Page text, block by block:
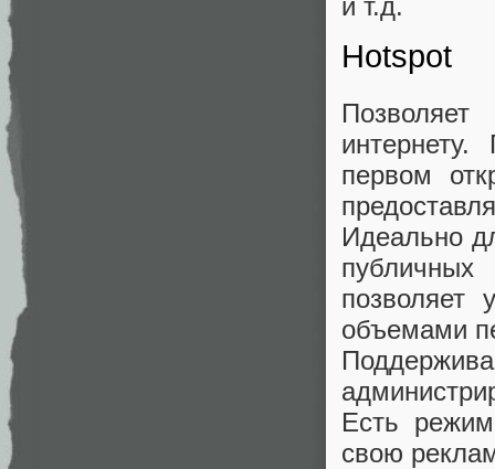
Hotspot
первом
Идеально
публичных
позволяет
объемами
Есть
свою